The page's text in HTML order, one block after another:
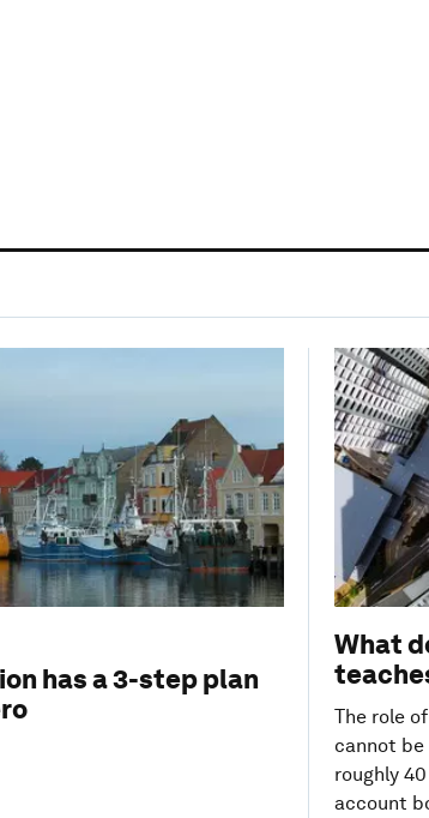
has a 3-step plan
What
The role
cannot be
roughly
account